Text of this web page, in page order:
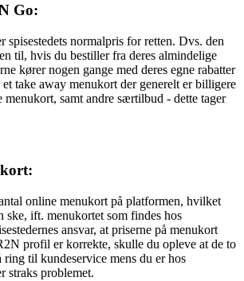
Go:
spisestedets normalpris for retten. Dvs. den
til, hvis du bestiller fra deres almindelige
kører nogen gange med deres egne rabatter
take away menukort der generelt er billigere
menukort, samt andre særtilbud - dette tager
online menukort på platformen, hvilket
ske, ift. menukortet som findes hos
ansvar, at priserne på menukort
profil er korrekte, skulle du opleve at de to
ring til kundeservice mens du er hos
straks problemet.